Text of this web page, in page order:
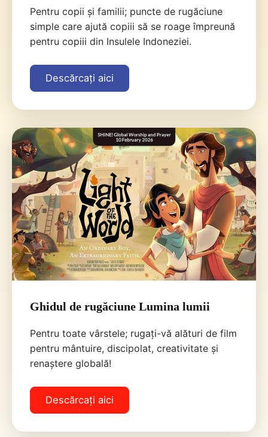
Pentru copii și familii; puncte de rugăciune
simple care ajută copiii să se roage împreună
pentru copiii din Insulele Indoneziei.
Descărcați aici
Ghidul de rugăciune Lumina lumii
Pentru toate vârstele; rugați-vă alături de film
pentru mântuire, discipolat, creativitate și
renaștere globală!
Descărcați aici